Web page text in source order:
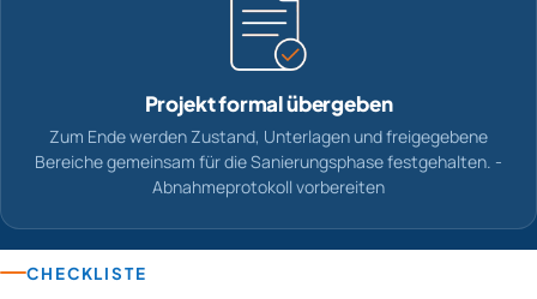
Projekt formal übergeben
Zum Ende werden Zustand, Unterlagen und freigegebene
Bereiche gemeinsam für die Sanierungsphase festgehalten. -
Abnahmeprotokoll vorbereiten
CHECKLISTE